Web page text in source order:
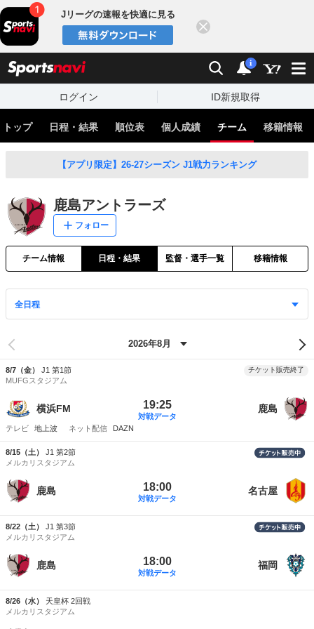
Jリーグの速報を快適に見る
検索 通知
i
ログイン ID新規取得
トップ 日程・結果 順位表 個人成績 チーム 移籍情報
【アプリ限定】26-27シーズン J1戦力ランキング
鹿島アントラーズ
フォロー
チーム情報 日程・結果 監督・選手一覧 移籍情報
8/7（金）
J1 第1節
MUFGスタジアム
チケット販売終了
横浜FM 19:25
対戦データ
鹿島
地上波 DAZN
8/15（土）
J1 第2節
メルカリスタジアム
鹿島 18:00
対戦データ
名古屋
8/22（土）
J1 第3節
メルカリスタジアム
鹿島 18:00
対戦データ
福岡
8/26（水）
天皇杯 2回戦
メルカリスタジアム